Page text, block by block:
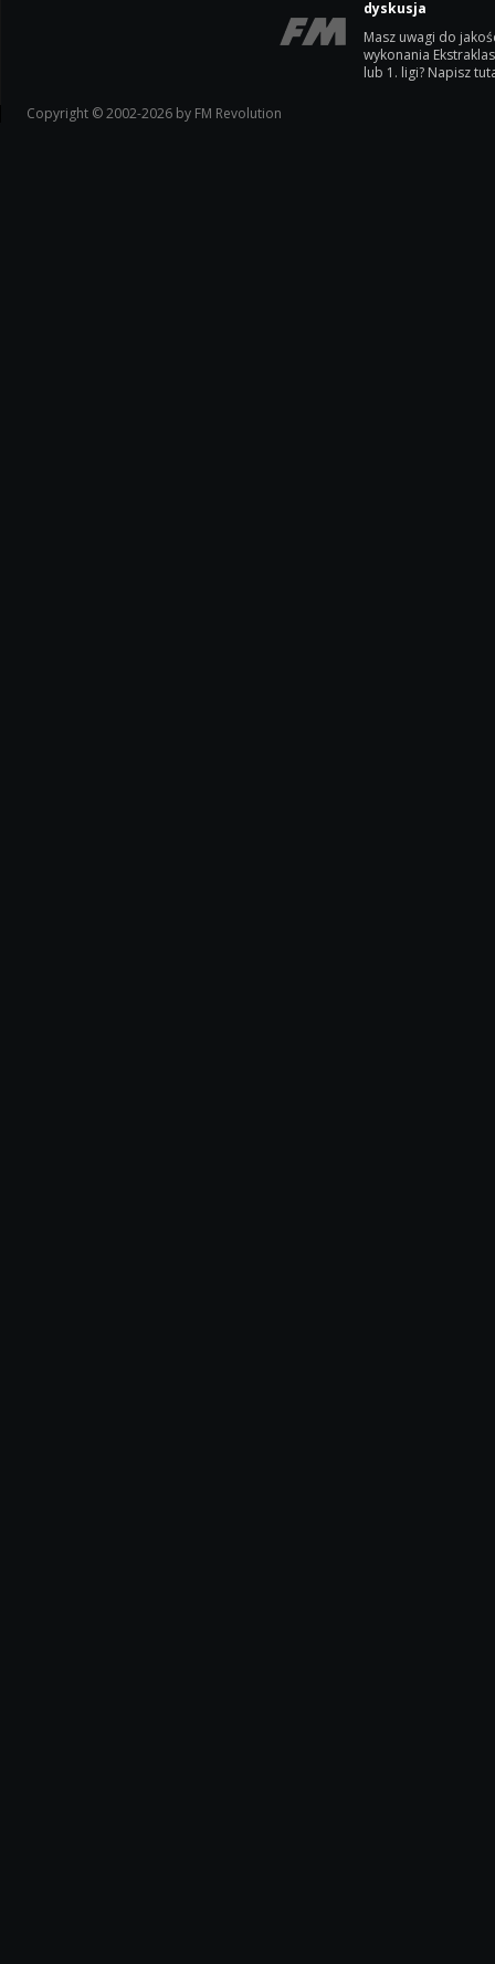
dyskusja
Masz uwagi do
wykonania
lub 1. ligi? Napisz
Copyright © 2002-2026 by FM Revolution